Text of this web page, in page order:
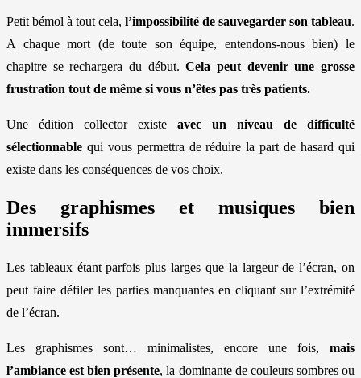
Petit bémol à tout cela, l’impossibilité de sauvegarder son tableau.
A chaque mort (de toute son équipe, entendons-nous bien) le
chapitre se rechargera du début.Cela peut devenir une grosse
frustration tout de même si vous n’êtes pas très patients.
Une édition collector existe avec un niveau de difficulté
sélectionnable qui vous permettra de réduire la part de hasard qui
existe dans les conséquences de vos choix.
Des graphismes et musiques bien
immersifs
Les tableaux étant parfois plus larges que la largeur de l’écran, on
peut faire défiler les parties manquantes en cliquant sur l’extrémité
de l’écran.
Les graphismes sont… minimalistes, encore une fois, mais
l’ambiance est bien présente, la dominante de couleurs sombres ou